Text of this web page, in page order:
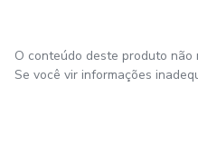
O conteúdo deste produto
Se você vir informações